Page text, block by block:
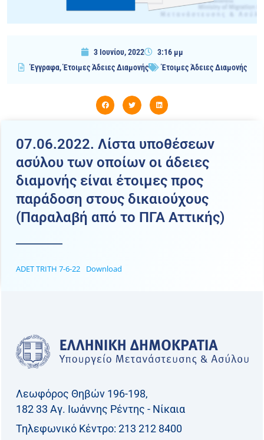
3 Ιουνίου, 2022
3:16 μμ
Έγγραφα,Έτοιμες Άδειες Διαμονής Έτοιμες Άδειες Διαμονής
07.06.2022. Λίστα υποθέσεων
ασύλου των οποίων οι άδειες
διαμονής είναι έτοιμες προς
παράδοση στους δικαιούχους
(Παραλαβή από το ΠΓΑ Αττικής)
ADET TRITH 7-6-22 Download
Λεωφόρος Θηβών 196-198,
182 33 Aγ. Ιωάννης Ρέντης - Νίκαια
Τηλεφωνικό Kέντρο: 213 212 8400